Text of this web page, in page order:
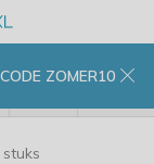
ZOMER10